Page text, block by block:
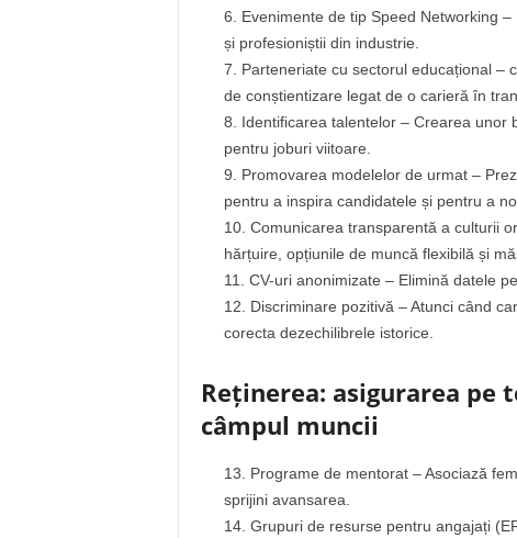
Evenimente de tip Speed Networking
și profesioniștii din industrie.
Parteneriate cu sectorul educațional –
de conștientizare legat de o carieră în
Identificarea talentelor – Crearea unor
pentru joburi viitoare.
Promovarea modelelor de urmat –
pentru a inspira candidatele și pentru a
Comunicarea transparentă a culturii
hărțuire, opțiunile de muncă flexibilă și
CV-uri anonimizate – Elimină datele
Discriminare pozitivă – Atunci când
corecta dezechilibrele istorice.
Reținerea: asigurarea
câmpul muncii
Programe de mentorat – Asociază
sprijini avansarea.
Grupuri de resurse pentru angajați